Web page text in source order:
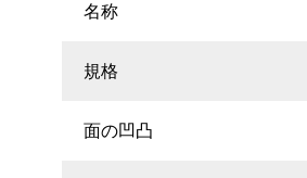
名称
規格
面の凹凸